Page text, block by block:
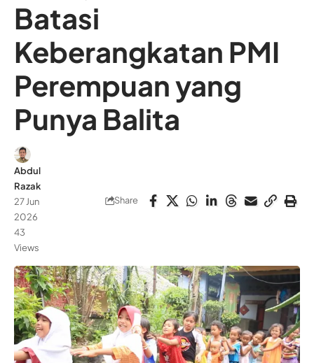
Batasi
Keberangkatan PMI
Perempuan yang
Punya Balita
Abdul
Razak
27 Jun
2026
43
Views
Share